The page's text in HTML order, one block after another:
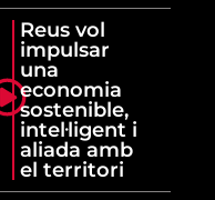
Reus vol
impulsar
una
economia
sostenible,
intel·ligent i
aliada amb
el territori